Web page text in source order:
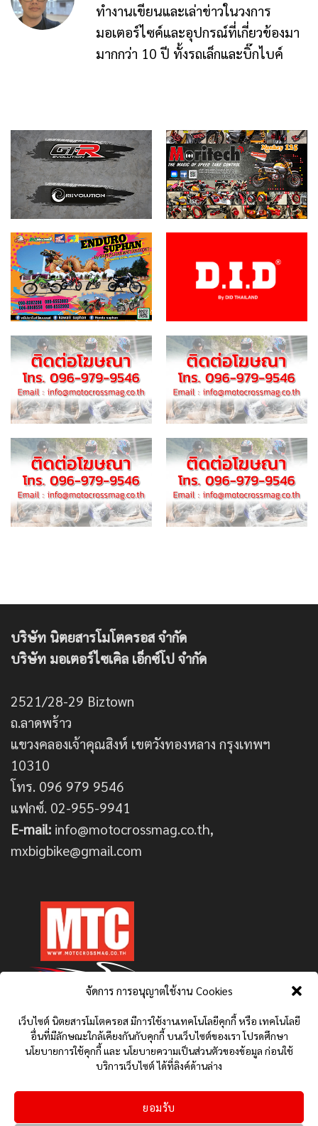
จัดการ การอนุญาตใช้งาน Cookies
เว็บไซต์ นิตยสารโมโตครอส มีการใช้งานเทคโนโลยีคุกกี้ หรือ เทคโนโลยี
อื่นที่มีลักษณะใกล้เคียงกันกับคุกกี้ บนเว็บไซต์ของเรา โปรดศึกษา
นโยบายการใช้คุกกี้ และ นโยบายความเป็นส่วนตัวของข้อมูล ก่อนใช้
บริการเว็บไซต์ ได้ที่ลิงค์ด้านล่าง
ยอมรับ
ทำงานเขียนและเล่าข่าวในวงการ
มอเตอร์ไซค์และอุปกรณ์ที่เกี่ยวข้องมา
มากกว่า 10 ปี ทั้งรถเล็กและบิ๊กไบค์
บริษัท นิตยสารโมโตครอส จำกัด
บริษัท มอเตอร์ไซเคิล เอ็กซ์โป จำกัด
2521/28-29 Biztown
ถ.ลาดพร้าว
แขวงคลองเจ้าคุณสิงห์ เขตวังทองหลาง กรุงเทพฯ
10310
โทร. 096 979 9546
แฟกซ์. 02-955-9941
E-mail: info@motocrossmag.co.th,
mxbigbike@gmail.com